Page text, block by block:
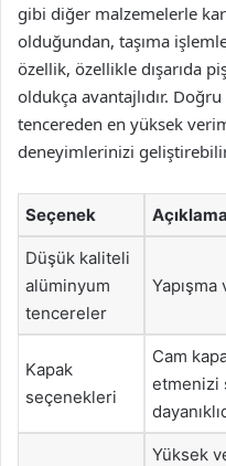
gibi diğer malzemelerle
olduğundan, taşıma
özellik, özellikle dışarıda
oldukça avantajlıdır.
tencereden en yüksek
deneyimlerinizi
Seçenek Açıklama
Düşük kaliteli
alüminyum
tencereler
Yapışma
Kapak
seçenekleri
Cam
etmenizi
Yüksek